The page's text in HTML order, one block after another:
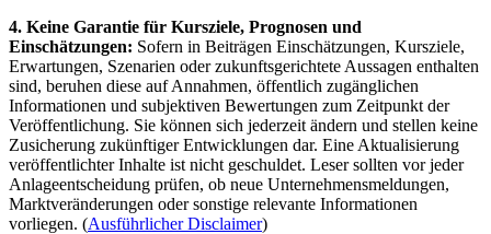
4. Keine Garantie für Kursziele, Prognosen und
Einschätzungen: Sofern in Beiträgen Einschätzungen, Kursziele,
Erwartungen, Szenarien oder zukunftsgerichtete Aussagen enthalten
sind, beruhen diese auf Annahmen, öffentlich zugänglichen
Informationen und subjektiven Bewertungen zum Zeitpunkt der
Veröffentlichung. Sie können sich jederzeit ändern und stellen keine
Zusicherung zukünftiger Entwicklungen dar. Eine Aktualisierung
veröffentlichter Inhalte ist nicht geschuldet. Leser sollten vor jeder
Anlageentscheidung prüfen, ob neue Unternehmensmeldungen,
Marktveränderungen oder sonstige relevante Informationen
vorliegen. (Ausführlicher Disclaimer)